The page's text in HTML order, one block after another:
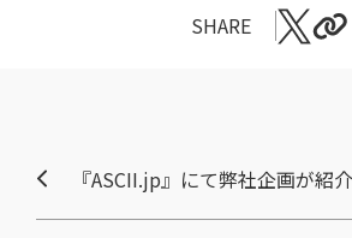
SHARE
『ASCII.jp』にて弊社企画が紹